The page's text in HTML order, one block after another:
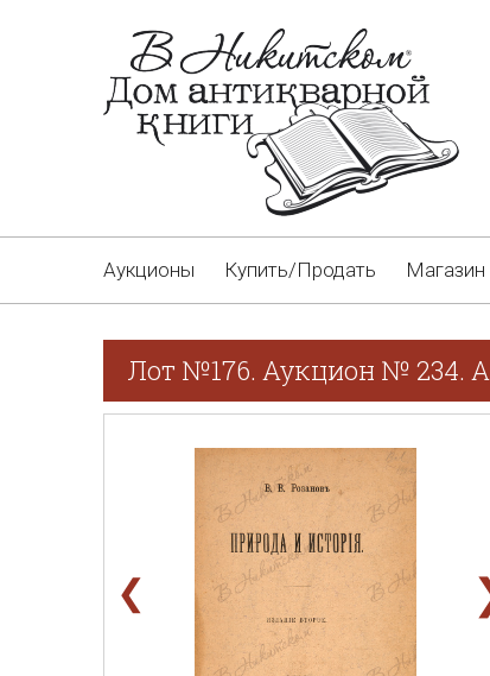
Аукционы Купить/Продать Магазин
Лот №176. Аукцион № 234.
❮